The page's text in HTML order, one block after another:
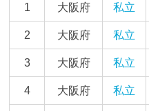
1 大阪府 私立
2 大阪府 私立
3 大阪府 私立
4 大阪府 私立